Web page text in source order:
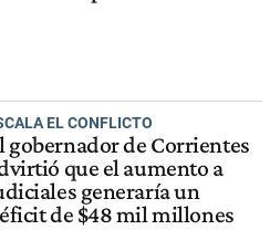
EL CONFLICTO
gobernador de Corrientes
que el aumento a
generaría un
de $48 mil millones